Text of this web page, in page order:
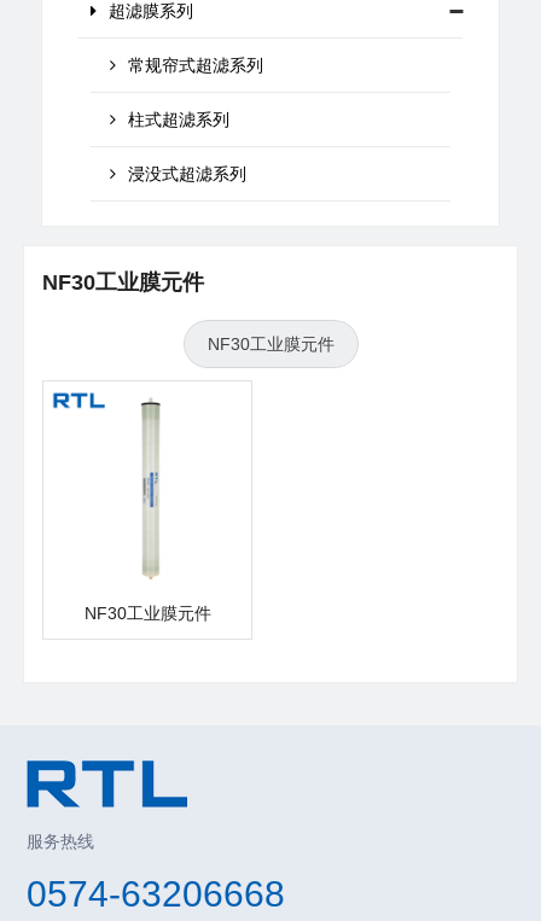
超滤膜系列
常规帘式超滤系列
柱式超滤系列
浸没式超滤系列
NF30工业膜元件
NF30工业膜元件
NF30工业膜元件
服务热线
0574-63206668